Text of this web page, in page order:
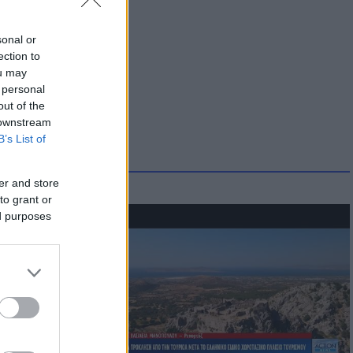
or
to
may
of the
List of
and store
grant or
purposes
Οι
ειδών